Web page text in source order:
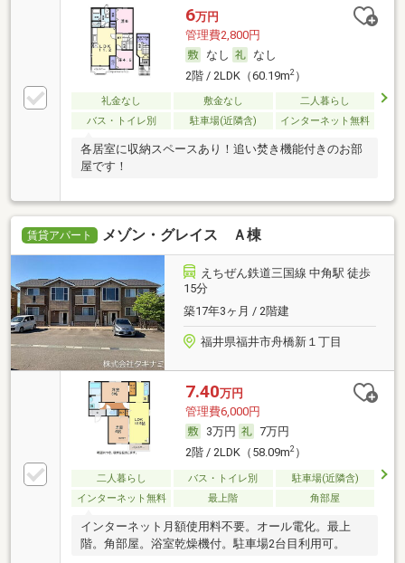
6万円
管理費2,800円
なし
なし
2階 / 2LDK（60.19m2）
礼金なし 敷金なし
二人暮らし
バス・トイレ別
駐車場(近隣含) インターネット無料
各居室に収納スペースあり！追い焚き機能付きのお部
屋です！
賃貸アパート メゾン・グレイス Ａ棟
えちぜん鉄道三国線 中角駅 徒歩
15分
築17年3ヶ月 / 2階建
福井県福井市舟橋新１丁目
7.40万円
管理費6,000円
3万円
7万円
2階 / 2LDK（58.09m2）
二人暮らし バス・トイレ別
駐車場(近隣含)
インターネット無料
最上階 角部屋
インターネット月額使用料不要。オール電化。最上
階。角部屋。浴室乾燥機付。駐車場2台目利用可。